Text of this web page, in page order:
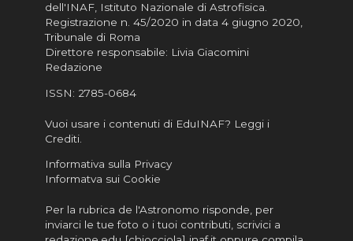
dell'INAF, Istituto Nazionale di Astrofisica.
Registrazione n. 45/2020 in data 4 giugno 2020,
Tribunale di Roma
Direttore responsabile: Livia Giacomini
Redazione
ISSN: 2785-0684
Vuoi usare i contenuti di EduINAF? Leggi i
Crediti.
Informativa sulla Privacy
Informatva sui Cookie
Per la rubrica de l'Astronomo risponde, per
inviarci le tue foto o i tuoi contributi, scrivici a